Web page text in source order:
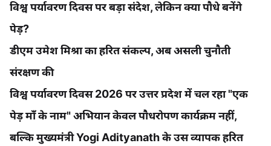
विश्व पर्यावरण दिवस पर बड़ा संदेश, लेकिन क्या पौधे बनेंगे
पेड़?
डीएम उमेश मिश्रा का हरित संकल्प, अब असली चुनौती
संरक्षण की
विश्व पर्यावरण दिवस 2026 पर उत्तर प्रदेश में चल रहा "एक
पेड़ माँ के नाम" अभियान केवल पौधरोपण कार्यक्रम नहीं,
बल्कि मुख्यमंत्री Yogi Adityanath के उस व्यापक हरित